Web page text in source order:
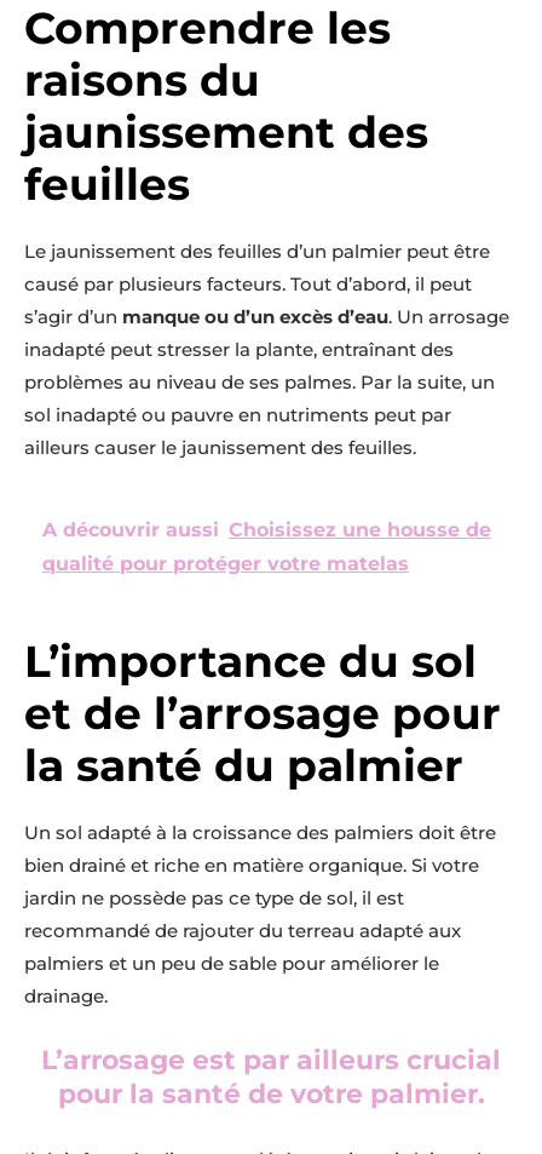
Comprendre les
raisons du
jaunissement des
feuilles
Le jaunissement des feuilles d’un palmier peut être
causé par plusieurs facteurs. Tout d’abord, il peut
s’agir d’un manque ou d’un excès d’eau. Un arrosage
inadapté peut stresser la plante, entraînant des
problèmes au niveau de ses palmes. Par la suite, un
sol inadapté ou pauvre en nutriments peut par
ailleurs causer le jaunissement des feuilles.
A découvrir aussi Choisissez une housse de
qualité pour protéger votre matelas
L’importance du sol
et de l’arrosage pour
la santé du palmier
Un sol adapté à la croissance des palmiers doit être
bien drainé et riche en matière organique. Si votre
jardin ne possède pas ce type de sol, il est
recommandé de rajouter du terreau adapté aux
palmiers et un peu de sable pour améliorer le
drainage.
L’arrosage est par ailleurs crucial
pour la santé de votre palmier.